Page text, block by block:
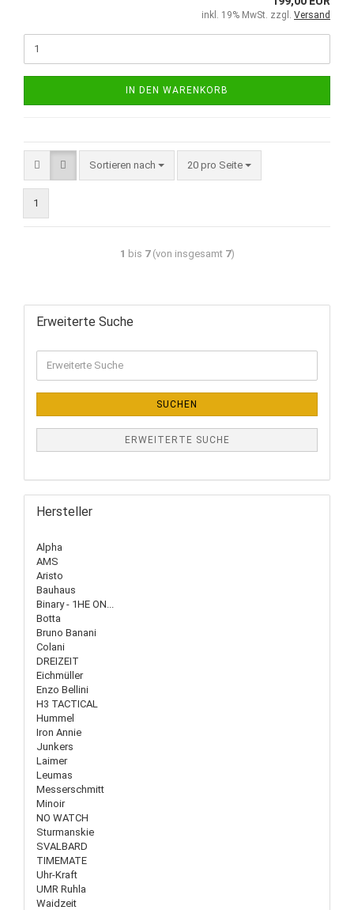
inkl. 19% MwSt. zzgl. Versand
IN DEN WARENKORB
Sortieren nach 20 pro Seite
1
1 bis 7(von insgesamt 7)
Erweiterte Suche
SUCHEN
ERWEITERTE SUCHE
Hersteller
Alpha
AMS
Aristo
Bauhaus
Binary - 1HE ON...
Botta
Bruno Banani
Colani
DREIZEIT
Eichmüller
Enzo Bellini
H3 TACTICAL
Hummel
Iron Annie
Junkers
Laimer
Leumas
Messerschmitt
Minoir
NO WATCH
Sturmanskie
SVALBARD
TIMEMATE
Uhr-Kraft
UMR Ruhla
Waidzeit